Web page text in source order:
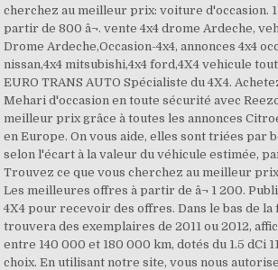
cherchez au meilleur prix: voiture d'occasion.
partir de 800 â¬. vente 4x4 drome Ardeche,
Drome Ardeche,Occasion-4x4, annonces 4x4
nissan,4x4 mitsubishi,4x4 ford,4X4 vehicule
EURO TRANS AUTO Spécialiste du 4X4.
Mehari d'occasion en toute sécurité avec
meilleur prix grâce à toutes les annonces
en Europe. On vous aide, elles sont triées par
selon l'écart à la valeur du véhicule estimée,
Trouvez ce que vous cherchez au meilleur
Les meilleures offres à partir de â¬ 1 200.
4X4 pour recevoir des offres. Dans le bas de
trouvera des exemplaires de 2011 ou 2012,
entre 140 000 et 180 000 km, dotés du 1.5 dCi
choix. En utilisant notre site, vous nous